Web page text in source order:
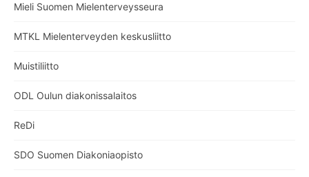
Mieli Suomen Mielenterveysseura
MTKL Mielenterveyden keskusliitto
Muistiliitto
ODL Oulun diakonissalaitos
ReDi
SDO Suomen Diakoniaopisto